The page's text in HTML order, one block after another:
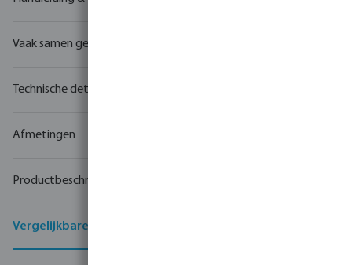
Vaak samen gekocht
Technische details
Afmetingen
Productbeschrijving
Vergelijkbare producten